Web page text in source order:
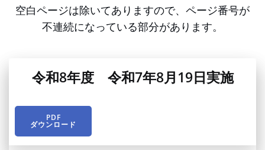
空白ページは除いてありますので、ページ番号が
不連続になっている部分があります。
令和8年度 令和7年8月19日実施
PDF
ダウンロード